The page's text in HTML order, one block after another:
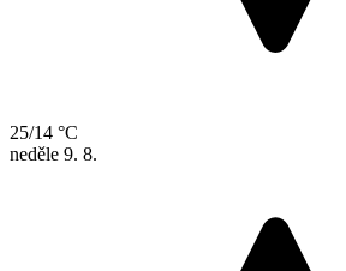
25/14 °C
neděle 9. 8.